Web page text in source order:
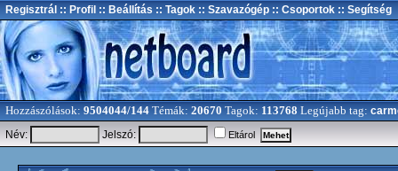
Regisztrál :: Profil :: Beállítás :: Tagok :: Szavazógép :: Csoportok :: Segítség
Hozzászólások: 9504044/144 Témák: 20670 Tagok: 113768 Legújabb tag:
Név:
Jelszó: Eltárol